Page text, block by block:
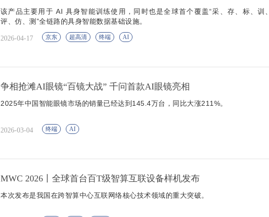
该产品主要用于 AI 具身智能训练使用，同时也是全球首个覆盖“采、存、标、训、
评、仿、测”全链路的具身智能数据基础设施。
2026-04-17 京东 超高清 终端 AI
争相抢滩AI眼镜“百镜大战” 千问首款AI眼镜亮相
2025年中国智能眼镜市场的销量已经达到145.4万台，同比大涨211%。
2026-03-04 终端 AI
MWC 2026丨全球首台百T级智算互联设备样机发布
本次发布是我国在跨智算中心互联网络核心技术领域的重大突破。